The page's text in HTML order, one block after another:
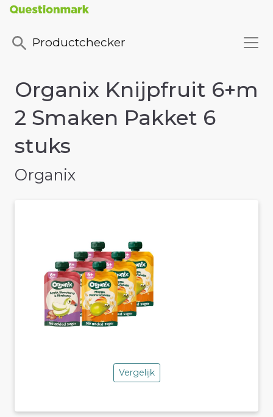
Productchecker
Organix Knijpfruit 6+m
2 Smaken Pakket 6
stuks
Organix
Vergelijk